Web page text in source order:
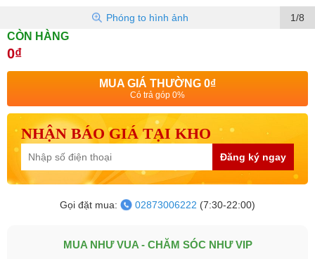
1/8
Phóng to hình ảnh
CÒN HÀNG
0₫
MUA GIÁ THƯỜNG 0₫
Có trả góp 0%
NHẬN BÁO GIÁ TẠI KHO
Đăng ký ngay
Gọi đặt mua: 02873006222 (7:30-22:00)
MUA NHƯ VUA - CHĂM SÓC NHƯ VIP